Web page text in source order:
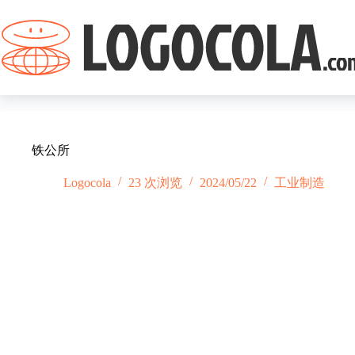
过
内
容
铁公所
Logocola 23 次浏览 2024/05/22 工业制造